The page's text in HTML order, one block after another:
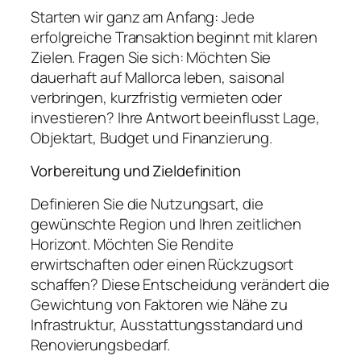
Starten wir ganz am Anfang: Jede
erfolgreiche Transaktion beginnt mit klaren
Zielen. Fragen Sie sich: Möchten Sie
dauerhaft auf Mallorca leben, saisonal
verbringen, kurzfristig vermieten oder
investieren? Ihre Antwort beeinflusst Lage,
Objektart, Budget und Finanzierung.
Vorbereitung und Zieldefinition
Definieren Sie die Nutzungsart, die
gewünschte Region und Ihren zeitlichen
Horizont. Möchten Sie Rendite
erwirtschaften oder einen Rückzugsort
schaffen? Diese Entscheidung verändert die
Gewichtung von Faktoren wie Nähe zu
Infrastruktur, Ausstattungsstandard und
Renovierungsbedarf.